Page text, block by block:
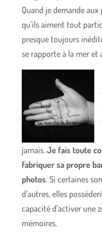
Quand je demande aux
qu’ils aiment tout
presque toujours
se rapporte à la mer et
jamais.Je fais toute
fabriquer sa propre
photos. Si certaines
d’autres, elles
capacité d’activer une
mémoires.